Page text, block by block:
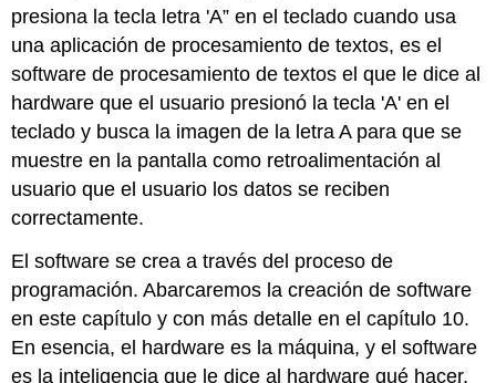
presiona la tecla letra 'A” en el teclado cuando usa
una aplicación de procesamiento de textos, es el
software de procesamiento de textos el que le dice al
hardware que el usuario presionó la tecla 'A' en el
teclado y busca la imagen de la letra A para que se
muestre en la pantalla como retroalimentación al
usuario que el usuario los datos se reciben
correctamente.
El software se crea a través del proceso de
programación. Abarcaremos la creación de software
en este capítulo y con más detalle en el capítulo 10.
En esencia, el hardware es la máquina, y el software
es la inteligencia que le dice al hardware qué hacer.